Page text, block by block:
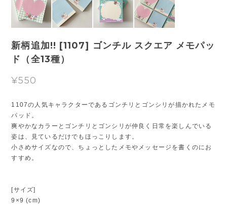
新柄追加!! [1107] ゴンチル スクエア メモパッ
ド（全13種）
¥550
1107の人気キャラクターであるゴンチリとゴンシリが描かれたメモ
パッド。
爽やかなカラーとゴンチリとゴンシリが仲良く日常を楽しんでいる
姿は、見ているだけでもほっこりします。
小さめサイズなので、ちょっとしたメモやメッセージを書くのにお
すすめ。
[サイズ]
9×9 (cm)